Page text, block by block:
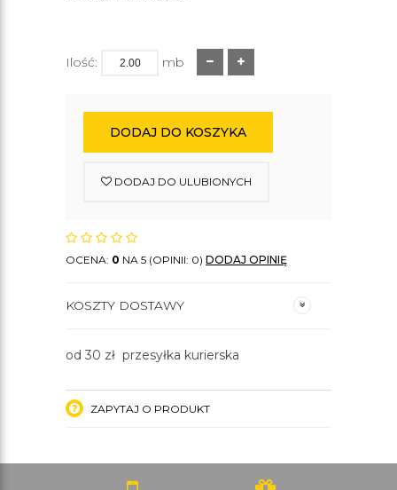
Ilość: mb
DODAJ DO KOSZYKA
DODAJ DO ULUBIONYCH
OCENA: 0 NA 5 (OPINII: 0) DODAJ OPINIĘ
KOSZTY DOSTAWY
od 30 zł przesyłka kurierska
ZAPYTAJ O PRODUKT